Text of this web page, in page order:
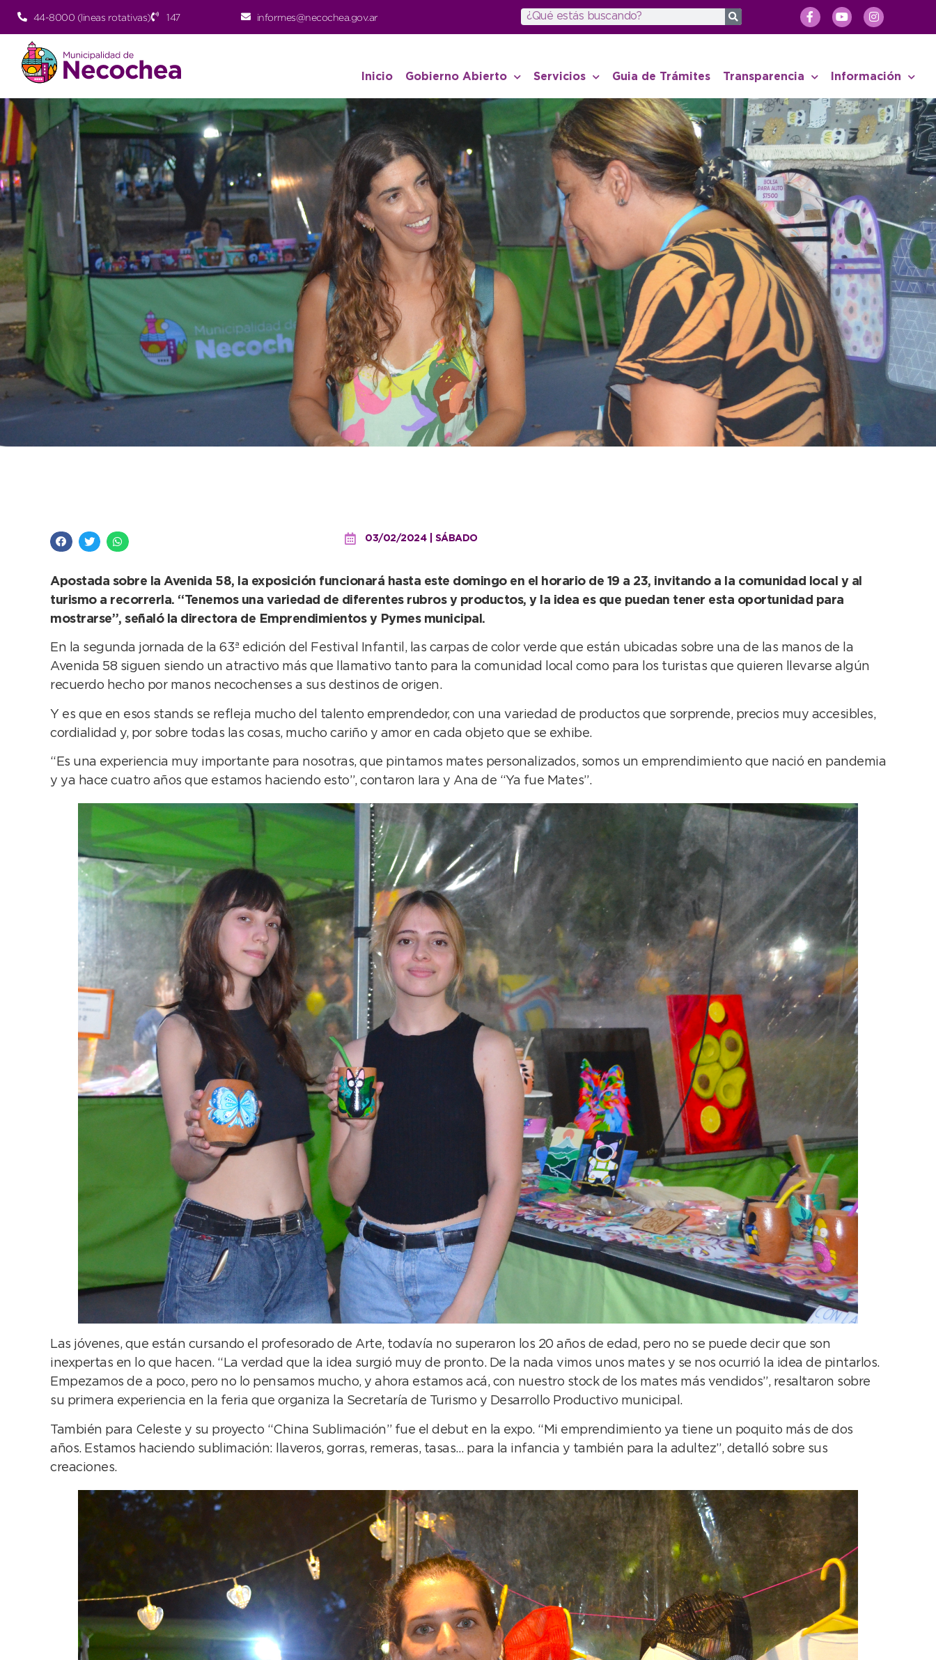
44-8000 (lineas rotativas) 147 informes@necochea.gov.ar
Inicio Gobierno Abierto Servicios Guia de Trámites Transparencia Información
03/02/2024 | SÁBADO
Apostada sobre la Avenida 58, la exposición funcionará hasta este domingo en el horario de 19 a 23, invitando a la comunidad local y al
turismo a recorrerla. “Tenemos una variedad de diferentes rubros y productos, y la idea es que puedan tener esta oportunidad para
mostrarse”, señaló la directora de Emprendimientos y Pymes municipal.
En la segunda jornada de la 63ª edición del Festival Infantil, las carpas de color verde que están ubicadas sobre una de las manos de la
Avenida 58 siguen siendo un atractivo más que llamativo tanto para la comunidad local como para los turistas que quieren llevarse algún
recuerdo hecho por manos necochenses a sus destinos de origen.
Y es que en esos stands se refleja mucho del talento emprendedor, con una variedad de productos que sorprende, precios muy accesibles,
cordialidad y, por sobre todas las cosas, mucho cariño y amor en cada objeto que se exhibe.
“Es una experiencia muy importante para nosotras, que pintamos mates personalizados, somos un emprendimiento que nació en pandemia
y ya hace cuatro años que estamos haciendo esto”, contaron Iara y Ana de “Ya fue Mates”.
Las jóvenes, que están cursando el profesorado de Arte, todavía no superaron los 20 años de edad, pero no se puede decir que son
inexpertas en lo que hacen. “La verdad que la idea surgió muy de pronto. De la nada vimos unos mates y se nos ocurrió la idea de pintarlos.
Empezamos de a poco, pero no lo pensamos mucho, y ahora estamos acá, con nuestro stock de los mates más vendidos”, resaltaron sobre
su primera experiencia en la feria que organiza la Secretaría de Turismo y Desarrollo Productivo municipal.
También para Celeste y su proyecto “China Sublimación” fue el debut en la expo. “Mi emprendimiento ya tiene un poquito más de dos
años. Estamos haciendo sublimación: llaveros, gorras, remeras, tasas… para la infancia y también para la adultez”, detalló sobre sus
creaciones.